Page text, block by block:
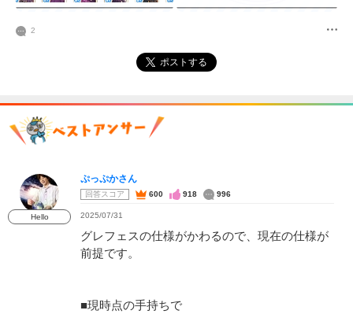
2
ポストする
Hello
ぷっぷかさん
回答スコア 600 918 996
2025/07/31
グレフェスの仕様がかわるので、現在の仕様が
前提です。
■現時点の手持ちで